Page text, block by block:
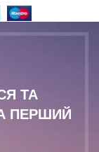
ТА
ПЕРШИЙ